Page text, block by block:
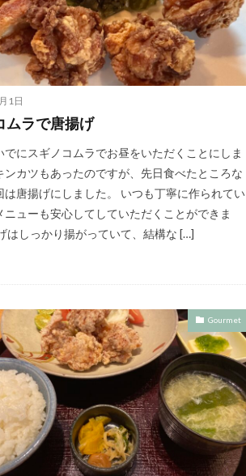
1日
ムラで唐揚げ
でにスギノコムラでお昼をいただくことにしま
ンカツもあったのですが、先日食べたところな
は唐揚げにしました。 いつも丁寧に作られてい
ニューも安心してしていただくことができま
はしっかり揚がっていて、結構な […]
Gourmet